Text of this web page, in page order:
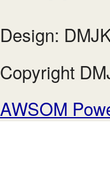
Design:
Copyright
AWSOM